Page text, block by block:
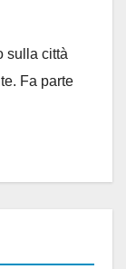
sulla città
Fa parte